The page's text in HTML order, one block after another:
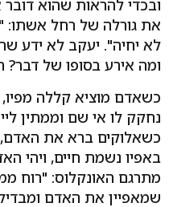
ובכדי להראות שהוא
את גורלה של רחל
לא יחיה". יעקב לא ידע
ומה אירע בסופו של
כשאדם מוציא קללה מפיו,
נחקק לו אי שם וממתין
כשאלוקים ברא את
באפיו נשמת חיים, ויהי
מתרגם האונקלוס: "רוח
שמאפיין את האדם